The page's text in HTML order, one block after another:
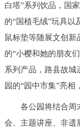
白塔”系列饮品，国
的“国植毛绒”玩具
鼠标垫等随展文创新
的“小樱和她的朋友
系列产品，路县故城
园的“园中市集”亮相
各公园将结合周末
会、主题讲座、非遗